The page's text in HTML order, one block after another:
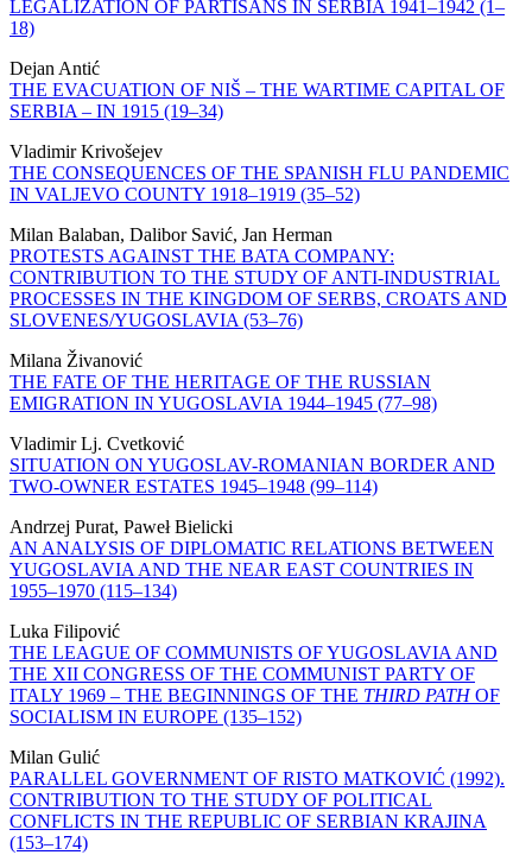
LEGALIZATION OF PARTISANS IN SERBIA 1941‒1942 (1–
18)
Dejan Antić
THE EVACUATION OF NIŠ – THE WARTIME CAPITAL OF
SERBIA – IN 1915 (19–34)
Vladimir Krivošejev
THE CONSEQUENCES OF THE SPANISH FLU PANDEMIC
IN VALJEVO COUNTY 1918‒1919 (35–52)
Milan Balaban, Dalibor Savić, Jan Herman
PROTESTS AGAINST THE BATA COMPANY:
CONTRIBUTION TO THE STUDY OF ANTI-INDUSTRIAL
PROCESSES IN THE KINGDOM OF SERBS, CROATS AND
SLOVENES/YUGOSLAVIA (53–76)
Milana Živanović
THE FATE OF THE HERITAGE OF THE RUSSIAN
EMIGRATION IN YUGOSLAVIA 1944‒1945 (77–98)
Vladimir Lj. Cvetković
SITUATION ON YUGOSLAV-ROMANIAN BORDER AND
TWO-OWNER ESTATES 1945‒1948 (99–114)
Andrzej Purat, Paweł Bielicki
AN ANALYSIS OF DIPLOMATIC RELATIONS BETWEEN
YUGOSLAVIA AND THE NEAR EAST COUNTRIES IN
1955‒1970 (115–134)
Luka Filipović
THE LEAGUE OF COMMUNISTS OF YUGOSLAVIA AND
THE XII CONGRESS OF THE COMMUNIST PARTY OF
ITALY 1969 – THE BEGINNINGS OF THE THIRD PATHOF
SOCIALISM IN EUROPE (135–152)
Milan Gulić
PARALLEL GOVERNMENT OF RISTO MATKOVIĆ (1992).
CONTRIBUTION TO THE STUDY OF POLITICAL
CONFLICTS IN THE REPUBLIC OF SERBIAN KRAJINA
(153–174)